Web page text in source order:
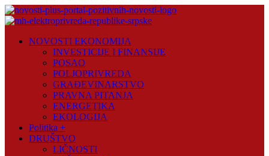
Skip
to
Plus
NOVOSTI EKONOMIJA
INVESTICIJE I FINANSIJE
POSAO
POLJOPRIVREDA
GRAĐEVINARSTVO
PRAVNA PITANJA
ENERGETIKA
EKOLOGIJA
Politika +
DRUŠTVO
LIČNOSTI